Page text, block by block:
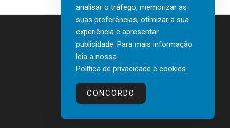
Contactos
Política de privacidade e cookies
analisar o tráfego, memorizar as
suas preferências, otimizar a sua
experiência e apresentar
publicidade. Para mais informação
leia a nossa
Política de privacidade e cookies.
CONCORDO